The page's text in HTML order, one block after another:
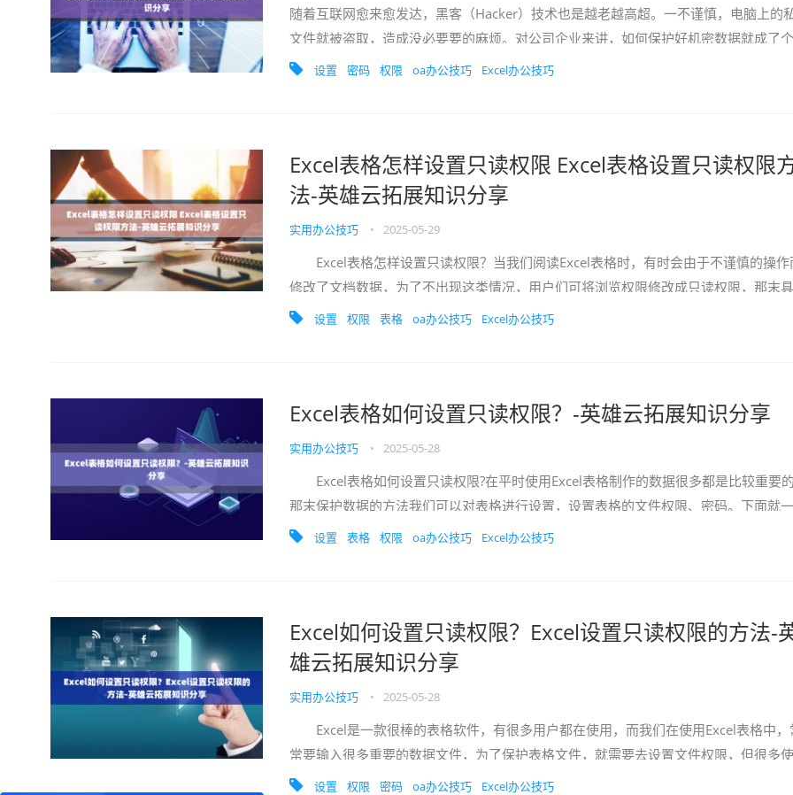
随着互联网愈来愈发达，黑客（Hacker）技术也是越老越高超。一不谨慎，电脑上的
文件就被盗取，造成没必要要的麻烦。对公司企业来讲，如何保护好机密数据就成了
难，下面，小编来教大家怎样给Excel...
设置 密码 权限 oa办公技巧 Excel办公技巧
Excel表格怎样设置只读权限 Excel表格设置只读权限
法-英雄云拓展知识分享
实用办公技巧 • 2025-05-29
Excel表格怎样设置只读权限？当我们阅读Excel表格时，有时会由于不谨慎的操作
修改了文档数据，为了不出现这类情况，用户们可将浏览权限修改成只读权限，那末
该如何操作呢？下面小编就和大家分享...
设置 权限 表格 oa办公技巧 Excel办公技巧
Excel表格如何设置只读权限？-英雄云拓展知识分享
实用办公技巧 • 2025-05-28
Excel表格如何设置只读权限?在平时使用Excel表格制作的数据很多都是比较重要的
那末保护数据的方法我们可以对表格进行设置，设置表格的文件权限、密码。下面就
来了解下Excel表格设置只读权...
设置 表格 权限 oa办公技巧 Excel办公技巧
Excel如何设置只读权限？Excel设置只读权限的方法-
雄云拓展知识分享
实用办公技巧 • 2025-05-28
Excel是一款很棒的表格软件，有很多用户都在使用，而我们在使用Excel表格中，
常要输入很多重要的数据文件，为了保护表格文件，就需要去设置文件权限，但很多
者不清楚如何操作，下面就和小编一起...
设置 权限 密码 oa办公技巧 Excel办公技巧